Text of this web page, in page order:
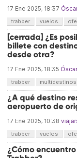
17 Ene 2025, 18:37
trabber vuelos
[cerrada] ¿Es
billete con
desde otra?
17 Ene 2025, 18:35 Óscar
trabber multidestinos
¿A qué destino
aeropuerto de
17 Ene 2025, 10:38
trabber vuelos
¿Cómo